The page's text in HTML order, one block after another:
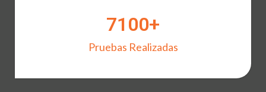
7100+
Pruebas Realizadas